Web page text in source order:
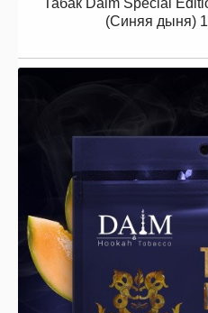
Табак Daim Special
(Синяя дыня)